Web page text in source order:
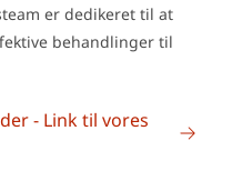
er dedikeret til at
behandlinger til
- Link til vores